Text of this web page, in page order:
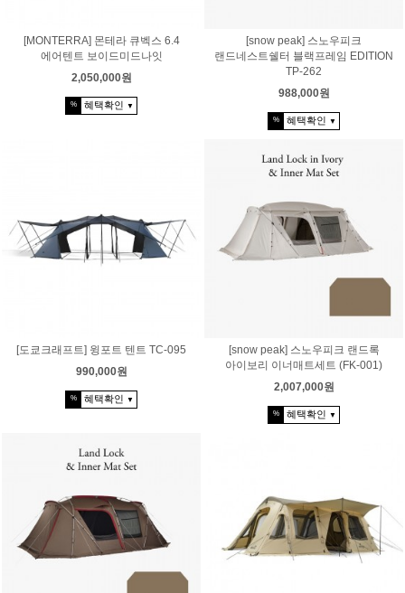
[MONTERRA] 몬테라 큐벡스 6.4
에어텐트 보이드미드나잇
2,050,000원
% 혜택확인 ▼
[snow peak] 스노우피크
랜드네스트쉘터 블랙프레임 EDITION
TP-262
988,000원
% 혜택확인 ▼
[도쿄크래프트] 윙포트 텐트 TC-095
990,000원
% 혜택확인 ▼
[snow peak] 스노우피크 랜드록
아이보리 이너매트세트 (FK-001)
2,007,000원
% 혜택확인 ▼